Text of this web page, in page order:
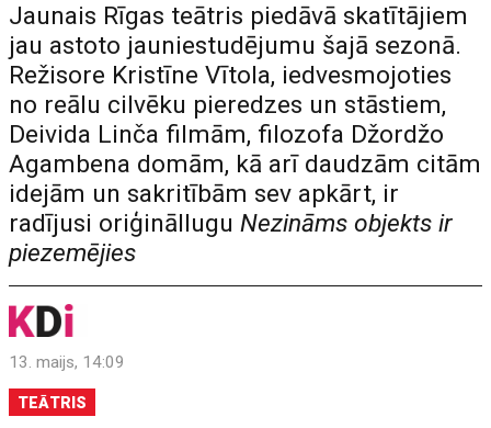
Jaunais Rīgas teātris piedāvā skatītājiem
jau astoto jauniestudējumu šajā sezonā.
Režisore Kristīne Vītola, iedvesmojoties
no reālu cilvēku pieredzes un stāstiem,
Deivida Linča filmām, filozofa Džordžo
Agambena domām, kā arī daudzām citām
idejām un sakritībām sev apkārt, ir
radījusi oriģinālluguNezināms objekts ir
piezemējies
13. maijs, 14:09
TEĀTRIS